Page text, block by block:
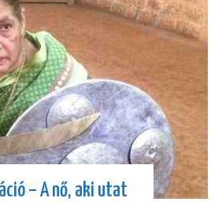
– A nő, aki utat